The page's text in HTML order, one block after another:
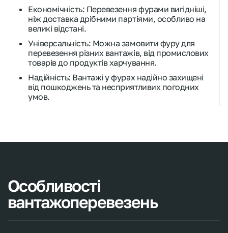
Економічність: Перевезення фурами вигідніші,
ніж доставка дрібними партіями, особливо на
великі відстані.
Універсальність: Можна замовити фуру для
перевезення різних вантажів, від промислових
товарів до продуктів харчування.
Надійність: Вантажі у фурах надійно захищені
від пошкоджень та несприятливих погодних
умов.
Широка географія: Перевезення фурами
Транспортна компанія VIKUD Express успішно
справляється із цим завданням, пропонуючи своїм
клієнтам високоякісні послуги у сфері перевезення
фурами. Чому варто звернутися щодо перевезення
Особливості
вантажоперевезень